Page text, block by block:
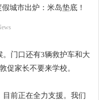
门口还有3辆救护车和大
促家长不要来学校。
前正在全力支援。我们